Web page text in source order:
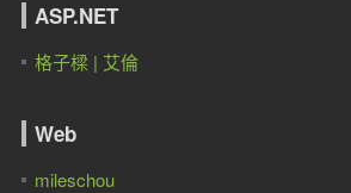
ASP.NET
格子樑 | 艾倫
Web
mileschou